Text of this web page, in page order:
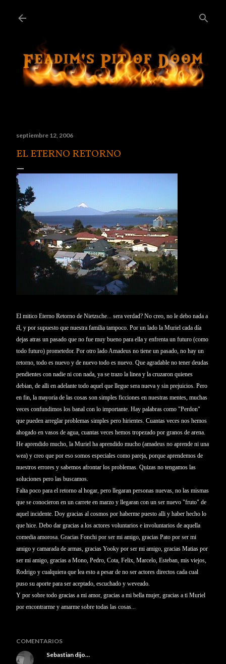
septiembre 12, 2006
EL ETERNO RETORNO
El mitico Eterno Retorno de Nietzsche... sera verdad? No creo, no le debo nada a
él, y por supuesto que nuestra familia tampoco. Por un lado la Muriel cada día
dejas atras un pasado que no fue muy bueno para ella y enfrenta un futuro (como
todo futuro) prometedor. Por otro lado Amadeus no tiene un pasado, no hay un
retorno, todo es nuevo y de nuevo todo es nuevo. Que agradable no tener deudas
pendientes con nadie ni con nada, ya se trazo la linea y la cruzaron quienes
debian, de alli en adelante todo aquel que llegue sera nueva y sin prejuicios. Pero
en fin, la mayoria de las cosas son simples ficciones en nuestras mentes, muchas
veces confundimos los banal con lo importante. Hay palabras como "Perdon"
que pueden arreglar problemas simples pero hirientes. Cuantas veces nos hemos
ahogado en vasos de agua, cuantas veces hemos tropezado por granos de arena.
He aprendido mucho, la Muriel ha aprendido mucho (amadeus no aprende ni una
wea) y creo que por eso somos especiales como pareja, porque aprendemos de
nuestros errores y sabemos afrontar los problemas. Quizas no tengamos las
soluciones pero las buscamos.
Falta poco para el retorno al hogar, pero llegaran personas nuevas, no las mismas
que se conocieron en un carrete en marzo y llegaran con un ser nuevo "fruto" de
aquel incidente. Doy gracias al cosmos por haberme puesto alli y haber hecho lo
que hice. Debo dar gracias a los actores voluntarios e involuntarios de aquella
comedia amorosa. Gracias Fonchi por ser mi amigo, gracias Pato por ser mi
amigo y camarada de armas, gracias Yooky por ser mi amigo, gracias Matias por
ser mi amigo, gracias a Mono, Pedro, Cota, Felix, Marcelo, Esteban, mis viejos,
Rodrigo y cualquiera que lea esto a pesar de no ser actores directos cada cual
puso su aporte para ser aceptado, escuchado y weveado.
Y por sobre todo gracias a mi amor, gracias a mi bella mujer, gracias a ti Muriel
por encontrarme y amarme sobre todas las cosas...
COMENTARIOS
Sebastian dijo…